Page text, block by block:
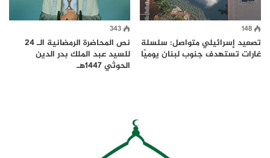
148
تصعيد إسرائيلي متواصل: سلسلة
غارات تستهدف جنوب لبنان يوميًا
343
نص المحاضرة الرمضانية الـ 24
للسيد عبد الملك بدر الدين
الحوثي 1447هـ